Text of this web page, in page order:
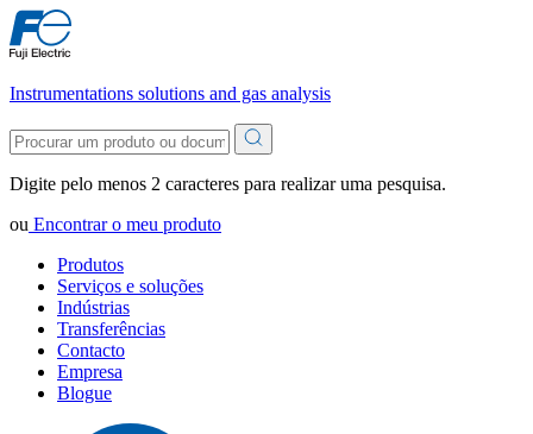
Instrumentations solutions and gas analysis
Digite pelo menos 2 caracteres para realizar uma pesquisa.
ou Encontrar o meu produto
Produtos
Serviços e soluções
Indústrias
Transferências
Contacto
Empresa
Blogue